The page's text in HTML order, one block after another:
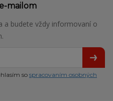
mailom
a budete vždy informovaní o
sospracovaním osobných